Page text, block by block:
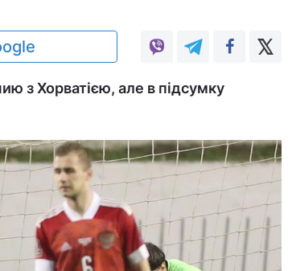
з Хорватією, але в підсумку